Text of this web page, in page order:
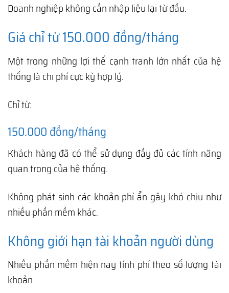
Doanh nghiệp không cần nhập liệu lại từ đầu.
Giá chỉ từ 150.000 đồng/tháng
Một trong những lợi thế cạnh tranh lớn nhất của hệ
thống là chi phí cực kỳ hợp lý.
Chỉ từ:
150.000 đồng/tháng
Khách hàng đã có thể sử dụng đầy đủ các tính năng
quan trọng của hệ thống.
Không phát sinh các khoản phí ẩn gây khó chịu như
nhiều phần mềm khác.
Không giới hạn tài khoản người dùng
Nhiều phần mềm hiện nay tính phí theo số lượng tài
khoản.